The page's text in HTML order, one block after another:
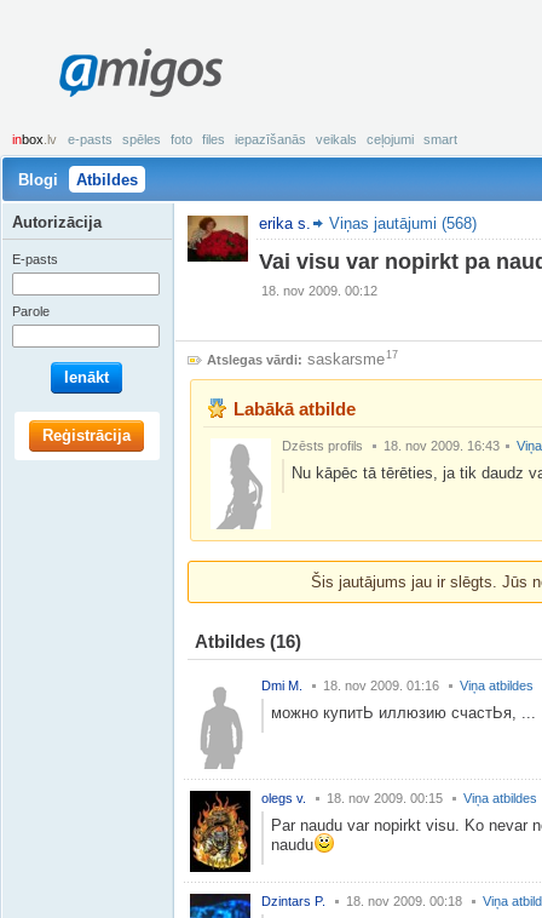
amigos
inbox .lv e-pasts spēles foto files iepazīšanās veikals ceļojumi smart
Blogi Atbildes
erika s. Viņas jautājumi (568)
Vai visu var nopirkt pa
18. nov 2009. 00:12
Atslegas vārdi: saskarsme17
Labākā atbilde
Dzēsts profils 18. nov 2009. 16:43
Nu kāpēc tā tērēties, ja tik daudz
Šis jautājums jau ir slēgts. Jūs
Atbildes (16)
Dmi M. 18. nov 2009. 01:16 Viņa atbildes
можно купитЬ иллюзию счастЬя, ...
olegs v. 18. nov 2009. 00:15 Viņa atbildes
Par naudu var nopirkt visu. Ko nevar
naudu
Dzintars P. 18. nov 2009. 00:18 Viņa
Autorizācija
E-pasts
Parole
Ienākt
Reģistrācija